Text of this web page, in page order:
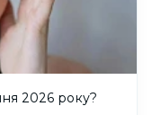
2026 року?